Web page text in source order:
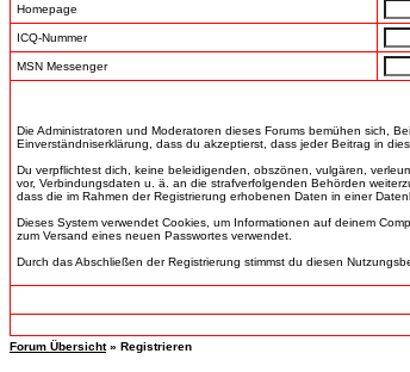
Homepage
ICQ-Nummer
MSN Messenger
Die Administratoren und Moderatoren dieses Forums bemühen sich,
Einverständniserklärung, dass du akzeptierst, dass jeder Beitrag in
Du verpflichtest dich, keine beleidigenden, obszönen, vulgären,
vor, Verbindungsdaten u. ä. an die strafverfolgenden Behörden
dass die im Rahmen der Registrierung erhobenen Daten in einer
Dieses System verwendet Cookies, um Informationen auf deinem
zum Versand eines neuen Passwortes verwendet.
Durch das Abschließen der Registrierung stimmst du diesen
Forum Übersicht» Registrieren